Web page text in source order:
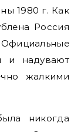
1980 г. Как
Россия
и надувают
жалкими
никогда